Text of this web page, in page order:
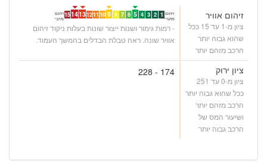
זיהום אוויר
ציון מ-1 עד 15 ככל
שהוא גבוה יותר
הרכב מזהם יותר
זיהום
מזערי 1
2
3
4
5
6
7
8
9
10
11
12
13
14
15זיהום
מרבי
- רמות גימור ושנות ייצור שונות בעלות ניקוד זיהום
אוויר שונה. ראה טבלת הבדלים בהמשך העמוד.
ציון ירוק
ציון מ-0 עד 251
ככל שהוא גבוה יותר
הרכב מזהם יותר
ושיעור המס של
הרכב גבוה יותר
174 - 228